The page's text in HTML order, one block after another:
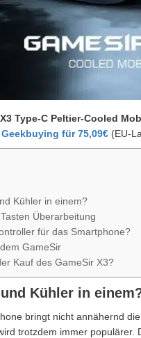
Type-C Peltier-Cooled
Geekbuying für 75,09€ (EU-
Kühler in einem?
Überarbeitung
für das Smartphone?
GameSir
Kauf des GameSir X3?
Kühler in
bringt nicht annähernd
trotzdem immer